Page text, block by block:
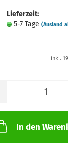
Lieferzeit:
5-7 Tage (Ausland
inkl.
In den